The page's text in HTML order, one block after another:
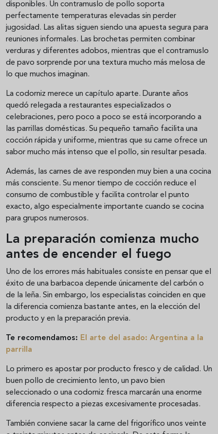
disponibles. Un contramuslo de pollo soporta
perfectamente temperaturas elevadas sin perder
jugosidad. Las alitas siguen siendo una apuesta segura para
reuniones informales. Las brochetas permiten combinar
verduras y diferentes adobos, mientras que el contramuslo
de pavo sorprende por una textura mucho más melosa de
lo que muchos imaginan.
La codorniz merece un capítulo aparte. Durante años
quedó relegada a restaurantes especializados o
celebraciones, pero poco a poco se está incorporando a
las parrillas domésticas. Su pequeño tamaño facilita una
cocción rápida y uniforme, mientras que su carne ofrece un
sabor mucho más intenso que el pollo, sin resultar pesada.
Además, las carnes de ave responden muy bien a una cocina
más consciente. Su menor tiempo de cocción reduce el
consumo de combustible y facilita controlar el punto
exacto, algo especialmente importante cuando se cocina
para grupos numerosos.
La preparación comienza mucho
antes de encender el fuego
Uno de los errores más habituales consiste en pensar que el
éxito de una barbacoa depende únicamente del carbón o
de la leña. Sin embargo, los especialistas coinciden en que
la diferencia comienza bastante antes, en la elección del
producto y en la preparación previa.
Te recomendamos: El arte del asado: Argentina a la
parrilla
Lo primero es apostar por producto fresco y de calidad. Un
buen pollo de crecimiento lento, un pavo bien
seleccionado o una codorniz fresca marcarán una enorme
diferencia respecto a piezas excesivamente procesadas.
También conviene sacar la carne del frigorífico unos veinte